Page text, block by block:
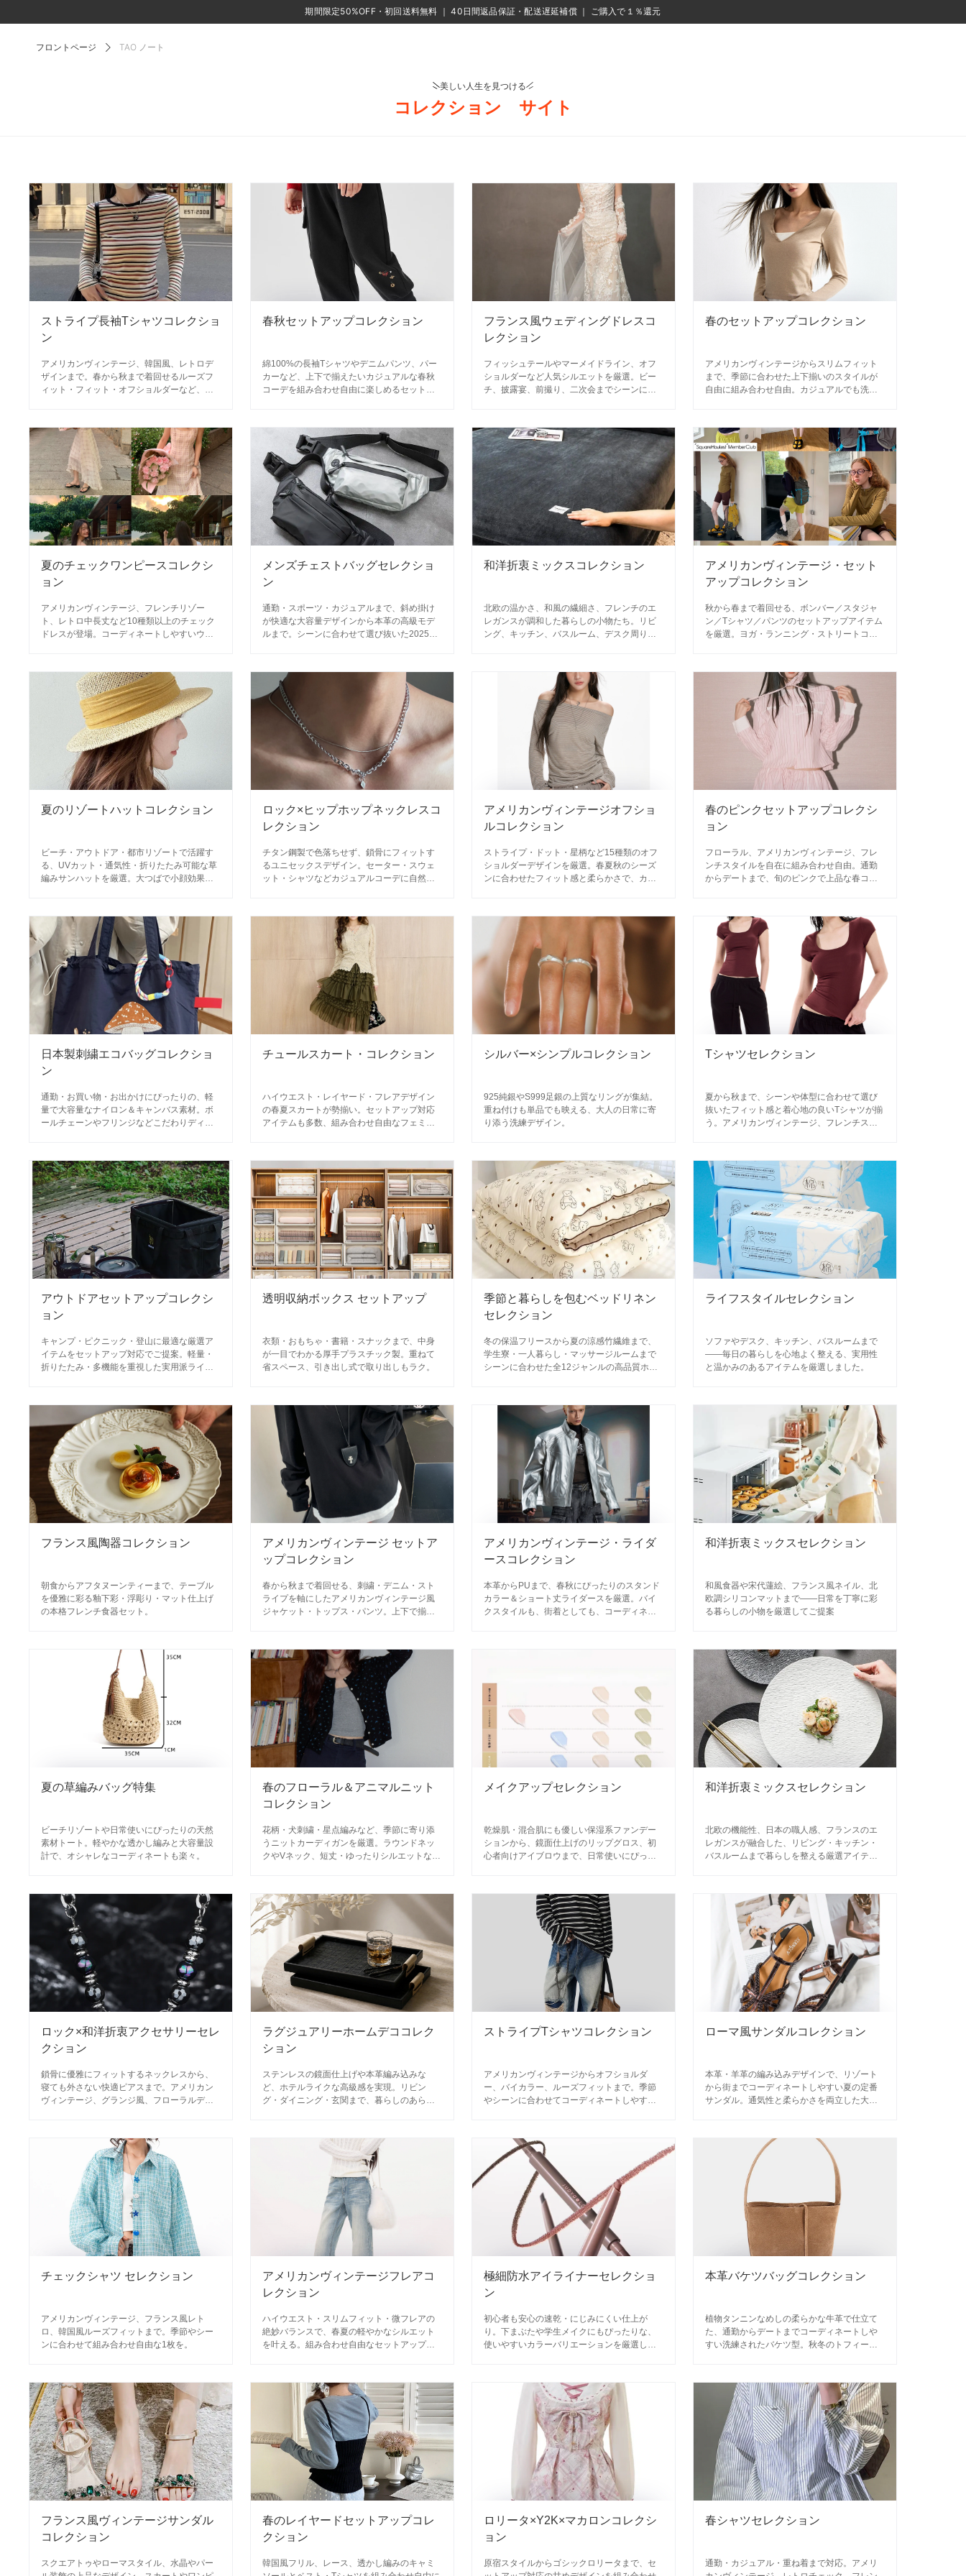
期間限定50%OFF・初回送料無料 ｜ 40日間返品保証・配送遅延補償 ｜ ご購入で１％還元
フロントページ TAO ノート
美しい人生を見つける
コレクション サイト
ストライプ長袖Tシャツコレクショ
ン
アメリカンヴィンテージ、韓国風、レトロデ
ザインまで。春から秋まで着回せるルーズフ
ィット・フィット・オフショルダーなど、シ
春秋セットアップコレクション
綿100%の長袖Tシャツやデニムパンツ、パー
カーなど、上下で揃えたいカジュアルな春秋
コーデを組み合わせ自由に楽しめるセットア
フランス風ウェディングドレスコ
レクション
フィッシュテールやマーメイドライン、オフ
ショルダーなど人気シルエットを厳選。ビー
チ、披露宴、前撮り、二次会までシーンに合
春のセットアップコレクション
アメリカンヴィンテージからスリムフィット
まで、季節に合わせた上下揃いのスタイルが
自由に組み合わせ自由。カジュアルでも洗練
夏のチェックワンピースコレクシ
ョン
アメリカンヴィンテージ、フレンチリゾー
ト、レトロ中長丈など10種類以上のチェック
ドレスが登場。コーディネートしやすいウエ
メンズチェストバッグセレクショ
ン
通勤・スポーツ・カジュアルまで、斜め掛け
が快適な大容量デザインから本革の高級モデ
ルまで。シーンに合わせて選び抜いた2025年
和洋折衷ミックスコレクション
北欧の温かさ、和風の繊細さ、フレンチのエ
レガンスが調和した暮らしの小物たち。リビ
ング、キッチン、バスルーム、デスク周りま
アメリカンヴィンテージ・セット
アップコレクション
秋から春まで着回せる、ボンバー／スタジャ
ン／Tシャツ／パンツのセットアップアイテム
を厳選。ヨガ・ランニング・ストリートコー
夏のリゾートハットコレクション
ビーチ・アウトドア・都市リゾートで活躍す
る、UVカット・通気性・折りたたみ可能な草
編みサンハットを厳選。大つばで小顔効果も
ロック×ヒップホップネックレスコ
レクション
チタン鋼製で色落ちせず、鎖骨にフィットす
るユニセックスデザイン。セーター・スウェ
ット・シャツなどカジュアルコーデに自然と
アメリカンヴィンテージオフショ
ルコレクション
ストライプ・ドット・星柄など15種類のオフ
ショルダーデザインを厳選。春夏秋のシーズ
ンに合わせたフィット感と柔らかさで、カジ
春のピンクセットアップコレクシ
ョン
フローラル、アメリカンヴィンテージ、フレ
ンチスタイルを自在に組み合わせ自由。通勤
からデートまで、旬のピンクで上品な春コー
日本製刺繍エコバッグコレクショ
ン
通勤・お買い物・お出かけにぴったりの、軽
量で大容量なナイロン＆キャンバス素材。ボ
ールチェーンやフリンジなどこだわりディテ
チュールスカート・コレクション
ハイウエスト・レイヤード・フレアデザイン
の春夏スカートが勢揃い。セットアップ対応
アイテムも多数、組み合わせ自由なフェミニ
シルバー×シンプルコレクション
925純銀やS999足銀の上質なリングが集結。
重ね付けも単品でも映える、大人の日常に寄
り添う洗練デザイン。
Tシャツセレクション
夏から秋まで、シーンや体型に合わせて選び
抜いたフィット感と着心地の良いTシャツが揃
う。アメリカンヴィンテージ、フレンチスタ
アウトドアセットアップコレクシ
ョン
キャンプ・ピクニック・登山に最適な厳選ア
イテムをセットアップ対応でご提案。軽量・
折りたたみ・多機能を重視した実用派ライフ
透明収納ボックス セットアップ
衣類・おもちゃ・書籍・スナックまで、中身
が一目でわかる厚手プラスチック製。重ねて
省スペース、引き出し式で取り出しもラク。
季節と暮らしを包むベッドリネン
セレクション
冬の保温フリースから夏の涼感竹繊維まで、
学生寮・一人暮らし・マッサージルームまで
シーンに合わせた全12ジャンルの高品質ホー
ライフスタイルセレクション
ソファやデスク、キッチン、バスルームまで
——毎日の暮らしを心地よく整える、実用性
と温かみのあるアイテムを厳選しました。
フランス風陶器コレクション
朝食からアフタヌーンティーまで、テーブル
を優雅に彩る釉下彩・浮彫り・マット仕上げ
の本格フレンチ食器セット。
アメリカンヴィンテージ セットア
ップコレクション
春から秋まで着回せる、刺繍・デニム・スト
ライプを軸にしたアメリカンヴィンテージ風
ジャケット・トップス・パンツ。上下で揃え
アメリカンヴィンテージ・ライダ
ースコレクション
本革からPUまで、春秋にぴったりのスタンド
カラー＆ショート丈ライダースを厳選。バイ
クスタイルも、街着としても、コーディネー
和洋折衷ミックスセレクション
和風食器や宋代蓮絵、フランス風ネイル、北
欧調シリコンマットまで——日常を丁寧に彩
る暮らしの小物を厳選してご提案
夏の草編みバッグ特集
ビーチリゾートや日常使いにぴったりの天然
素材トート。軽やかな透かし編みと大容量設
計で、オシャレなコーディネートも楽々。
春のフローラル＆アニマルニット
コレクション
花柄・犬刺繍・星点編みなど、季節に寄り添
うニットカーディガンを厳選。ラウンドネッ
クやVネック、短丈・ゆったりシルエットな
メイクアップセレクション
乾燥肌・混合肌にも優しい保湿系ファンデー
ションから、鏡面仕上げのリップグロス、初
心者向けアイブロウまで、日常使いにぴった
和洋折衷ミックスセレクション
北欧の機能性、日本の職人感、フランスのエ
レガンスが融合した、リビング・キッチン・
バスルームまで暮らしを整える厳選アイテム
ロック×和洋折衷アクセサリーセレ
クション
鎖骨に優雅にフィットするネックレスから、
寝ても外さない快適ピアスまで。アメリカン
ヴィンテージ、グランジ風、フローラルデザ
ラグジュアリーホームデココレク
ション
ステンレスの鏡面仕上げや本革編み込みな
ど、ホテルライクな高級感を実現。リビン
グ・ダイニング・玄関まで、暮らしのあらゆ
ストライプTシャツコレクション
アメリカンヴィンテージからオフショルダ
ー、バイカラー、ルーズフィットまで。季節
やシーンに合わせてコーディネートしやすい
ローマ風サンダルコレクション
本革・羊革の編み込みデザインで、リゾート
から街までコーディネートしやすい夏の定番
サンダル。通気性と柔らかさを両立した大人
チェックシャツ セレクション
アメリカンヴィンテージ、フランス風レト
ロ、韓国風ルーズフィットまで。季節やシー
ンに合わせて組み合わせ自由な1枚を。
アメリカンヴィンテージフレアコ
レクション
ハイウエスト・スリムフィット・微フレアの
絶妙バランスで、春夏の軽やかなシルエット
を叶える。組み合わせ自由なセットアップ対
極細防水アイライナーセレクショ
ン
初心者も安心の速乾・にじみにくい仕上が
り。下まぶたや学生メイクにもぴったりな、
使いやすいカラーバリエーションを厳選しま
本革バケツバッグコレクション
植物タンニンなめしの柔らかな牛革で仕立て
た、通勤からデートまでコーディネートしや
すい洗練されたバケツ型。秋冬のトフィーカ
フランス風ヴィンテージサンダル
コレクション
スクエアトゥやローマスタイル、水晶やパー
春のレイヤードセットアップコレ
クション
韓国風フリル、レース、透かし編みのキャミ
ロリータ×Y2K×マカロンコレクシ
ョン
原宿スタイルからゴシックロリータまで、セ
春シャツセレクション
通勤・カジュアル・重ね着まで対応。アメリ